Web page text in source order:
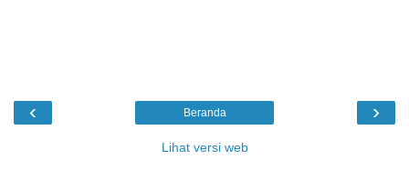
‹ ›
Beranda
Lihat versi web